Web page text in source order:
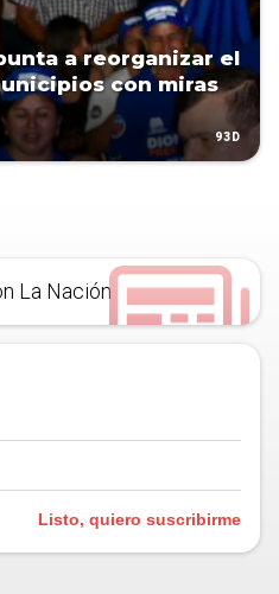
a reorganizar el
con miras
93D
La Nación
Listo, quiero suscribirme